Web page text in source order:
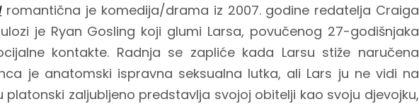
romantična je komedija/drama iz 2007. godine redatelja Craiga
je Ryan Gosling koji glumi Larsa, povučenog 27-godišnjaka
kontakte. Radnja se zapliće kada Larsu stiže naručena
je anatomski ispravna seksualna lutka, ali Lars ju ne vidi na
platonski zaljubljeno predstavlja svojoj obitelji kao svoju djevojku,